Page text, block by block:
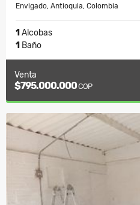
Envigado, Antioquia, Colombia
1 Alcobas
1 Baño
Venta
$795.000.000COP